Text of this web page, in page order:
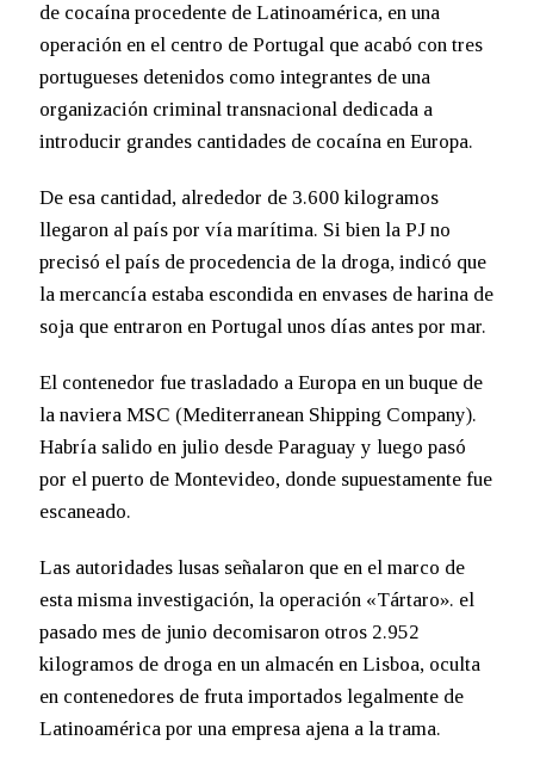
de cocaína procedente de Latinoamérica, en una
operación en el centro de Portugal que acabó con tres
portugueses detenidos como integrantes de una
organización criminal transnacional dedicada a
introducir grandes cantidades de cocaína en Europa.
De esa cantidad, alrededor de 3.600 kilogramos
llegaron al país por vía marítima. Si bien la PJ no
precisó el país de procedencia de la droga, indicó que
la mercancía estaba escondida en envases de harina de
soja que entraron en Portugal unos días antes por mar.
El contenedor fue trasladado a Europa en un buque de
la naviera MSC (Mediterranean Shipping Company).
Habría salido en julio desde Paraguay y luego pasó
por el puerto de Montevideo, donde supuestamente fue
escaneado.
Las autoridades lusas señalaron que en el marco de
esta misma investigación, la operación «Tártaro». el
pasado mes de junio decomisaron otros 2.952
kilogramos de droga en un almacén en Lisboa, oculta
en contenedores de fruta importados legalmente de
Latinoamérica por una empresa ajena a la trama.